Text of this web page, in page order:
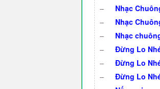
–
Nhạc
–
Nhạc
–
Nhạc
–
Đừng Lo
–
Đừng Lo
–
Đừng Lo